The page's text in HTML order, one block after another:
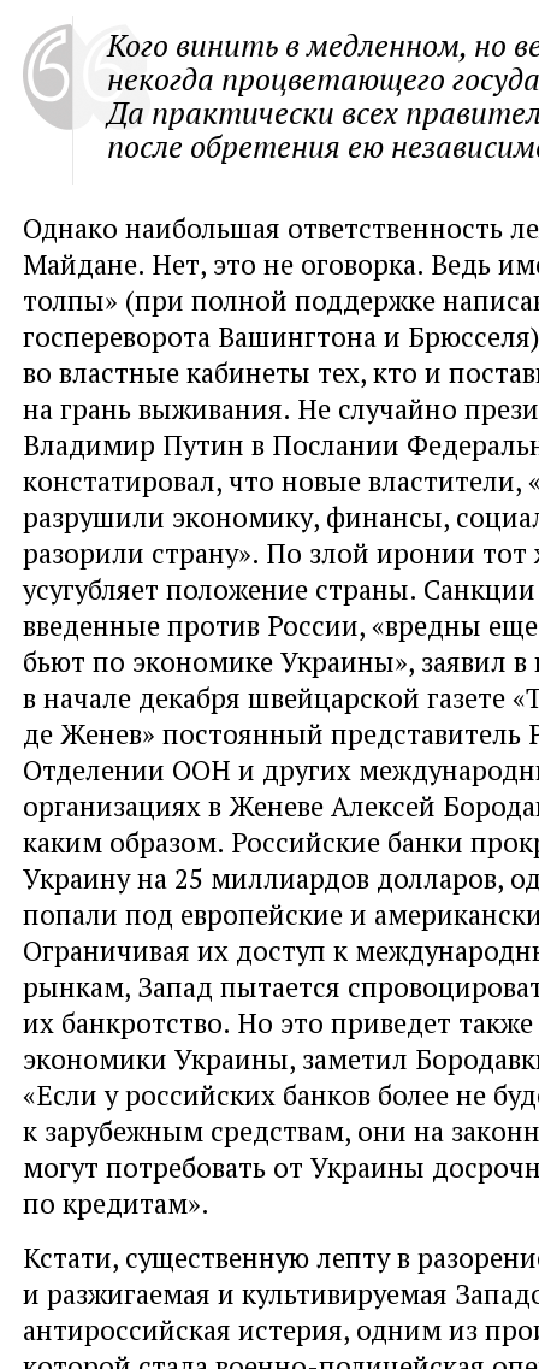
Кого винить в медленном, но
некогда процветающего
Да практически всех
после обретения ею
Однако наибольшая ответственность
Майдане. Нет, это не оговорка. Ведь
толпы» (при полной поддержке
госпереворота Вашингтона и
во властные кабинеты тех, кто и
на грань выживания. Не случайно
Владимир Путин в Послании
констатировал, что новые властители,
разрушили экономику, финансы,
разорили страну». По злой иронии
усугубляет положение страны.
введенные против России, «вредны
бьют по экономике Украины», заявил в
в начале декабря швейцарской газете
де Женев» постоянный представитель
Отделении ООН и других
организациях в Женеве Алексей
каким образом. Российские банки
Украину на 25 миллиардов долларов,
попали под европейские и
Ограничивая их доступ к
рынкам, Запад пытается
их банкротство. Но это приведет
экономики Украины, заметил
«Если у российских банков более не
к зарубежным средствам, они на
могут потребовать от Украины
по кредитам».
Кстати, существенную лепту в
и разжигаемая и культивируемая
антироссийская истерия, одним из